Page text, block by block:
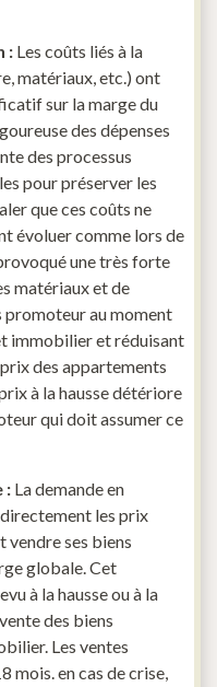
: Les coûts liés à la
matériaux, etc.) ont
sur la marge du
des dépenses
des processus
pour préserver les
que ces coûts ne
évoluer comme lors de
une très forte
matériaux et de
promoteur au moment
immobilier et réduisant
des appartements
à la hausse détériore
qui doit assumer ce
: La demande en
les prix
vendre ses biens
globale. Cet
à la hausse ou à la
des biens
Les ventes
mois. en cas de crise,